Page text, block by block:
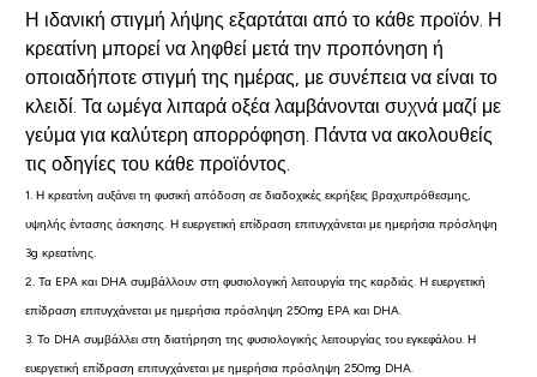
Η ιδανική στιγμή λήψης εξαρτάται από το κάθε προϊόν. Η
κρεατίνη μπορεί να ληφθεί μετά την προπόνηση ή
οποιαδήποτε στιγμή της ημέρας, με συνέπεια να είναι το
κλειδί. Τα ωμέγα λιπαρά οξέα λαμβάνονται συχνά μαζί με
γεύμα για καλύτερη απορρόφηση. Πάντα να ακολουθείς
τις οδηγίες του κάθε προϊόντος.
1. Η κρεατίνη αυξάνει τη φυσική απόδοση σε διαδοχικές εκρήξεις βραχυπρόθεσμης,
υψηλής έντασης άσκησης. Η ευεργετική επίδραση επιτυγχάνεται με ημερήσια πρόσληψη
3g κρεατίνης.
2. Τα EPA και DHA συμβάλλουν στη φυσιολογική λειτουργία της καρδιάς. Η ευεργετική
επίδραση επιτυγχάνεται με ημερήσια πρόσληψη 250mg EPA και DHA.
3. Το DHA συμβάλλει στη διατήρηση της φυσιολογικής λειτουργίας του εγκεφάλου. Η
ευεργετική επίδραση επιτυγχάνεται με ημερήσια πρόσληψη 250mg DHA.